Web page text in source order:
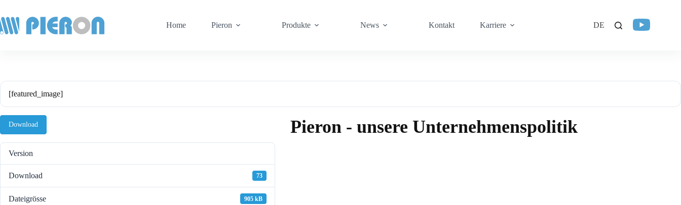
springen
Home Pieron Produkte News Kontakt Karriere DE
[featured_image]
Download
Version
Download 73
Dateigrösse 905 kB
Pieron - unsere Unternehmenspolitik